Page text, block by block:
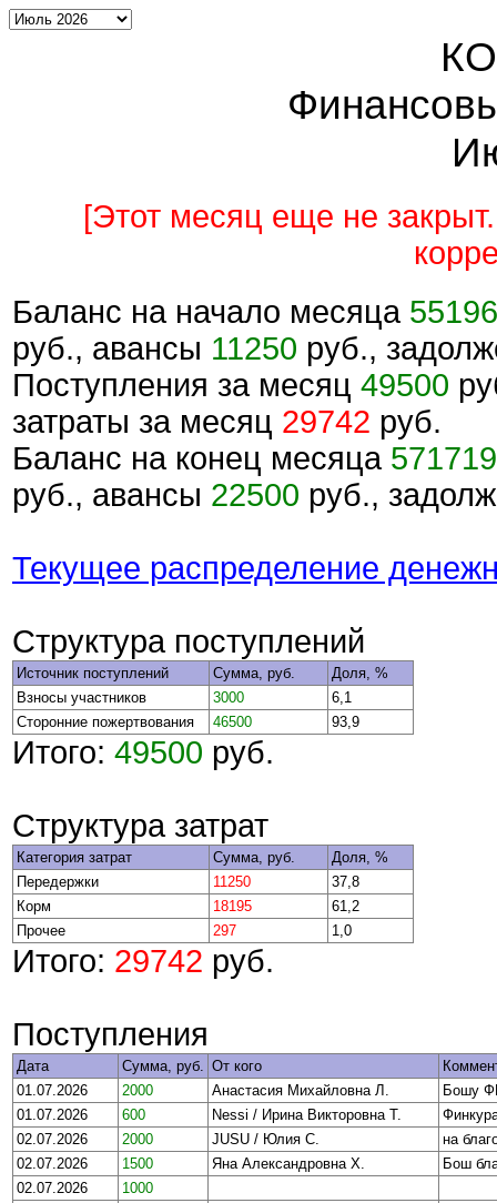
[Этот месяц еще не
Баланс на начало месяца
руб., авансы 11250 руб.,
Поступления за месяц 49500
затраты за месяц 29742 руб.
Баланс на конец месяца 571719
руб., авансы 22500 руб.,
Текущее распределение
Структура поступлений
Источник поступлений Сумма, руб.
Доля, %
Взносы участников
3000
6,1
Сторонние пожертвования
46500 93,9
Итого: 49500 руб.
Структура затрат
Категория затрат Сумма, руб.
Доля, %
Передержки
11250
37,8
Корм
18195
61,2
Прочее
297 1,0
Итого: 29742 руб.
Поступления
Дата Сумма, руб. От кого
01.07.2026
2000 Анастасия Михайловна Л.
Бошу
01.07.2026
600 Nessi / Ирина Викторовна Т.
02.07.2026
2000 JUSU / Юлия С.
на
02.07.2026
1500 Яна Александровна Х.
Бош
02.07.2026
1000